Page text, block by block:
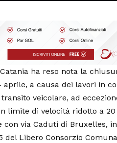
ha reso nota la
a causa dei lavori in
veicolare, ad
limite di velocità ridotto a
via Caduti di Bruxelles,
del Libero Consorzio